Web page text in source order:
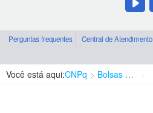
Perguntas frequentes Central de Atendimento
Você está aqui:CNPq Bolsas e Auxílios Vigentes